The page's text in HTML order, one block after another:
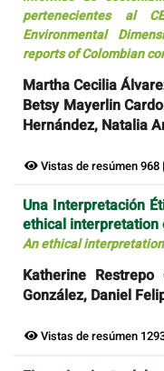
pertenecientes al
Environmental
reports of Colombian
Martha Cecilia
Betsy Mayerlin
Hernández, Natalia
Vistas de resúmen 968
Una Interpretación
ethical
An ethical
Katherine
González, Daniel
Vistas de resúmen